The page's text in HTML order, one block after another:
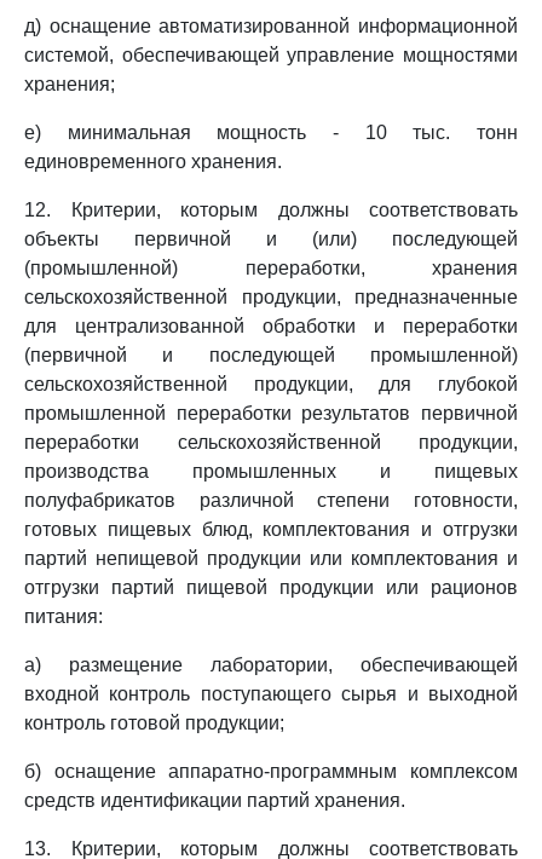
д) оснащение автоматизированной информационной
системой, обеспечивающей управление мощностями
хранения;
е) минимальная мощность - 10 тыс. тонн
единовременного хранения.
12. Критерии, которым должны соответствовать
объекты первичной и (или) последующей
(промышленной) переработки, хранения
сельскохозяйственной продукции, предназначенные
для централизованной обработки и переработки
(первичной и последующей промышленной)
сельскохозяйственной продукции, для глубокой
промышленной переработки результатов первичной
переработки сельскохозяйственной продукции,
производства промышленных и пищевых
полуфабрикатов различной степени готовности,
готовых пищевых блюд, комплектования и отгрузки
партий непищевой продукции или комплектования и
отгрузки партий пищевой продукции или рационов
питания:
а) размещение лаборатории, обеспечивающей
входной контроль поступающего сырья и выходной
контроль готовой продукции;
б) оснащение аппаратно-программным комплексом
средств идентификации партий хранения.
13. Критерии, которым должны соответствовать